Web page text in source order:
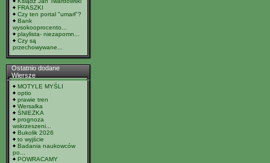
FRASZKI
Czy ten portal "umarł"?
Bank
wysokooprocento...
playlista- niezapomn...
Czy są
przechowywane...
Ostatnio dodane
Wiersze
MOTYLE MYŚLI
optio
prawie tren
Wersalka
ŚNIEŻKA
prognoza
wskrzeszeni...
Bukolik 2026
to wyjście
Badania naukowców
po...
POWRACAMY